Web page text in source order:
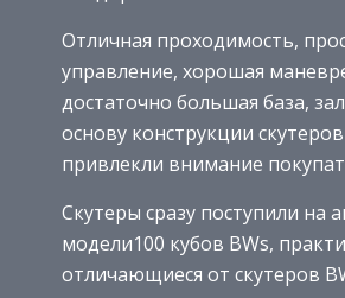
Отличная проходимость,
управление, хорошая
достаточно большая база,
основу конструкции
привлекли внимание
Скутеры сразу поступили на
модели100 кубов BWs,
отличающиеся от скутеров